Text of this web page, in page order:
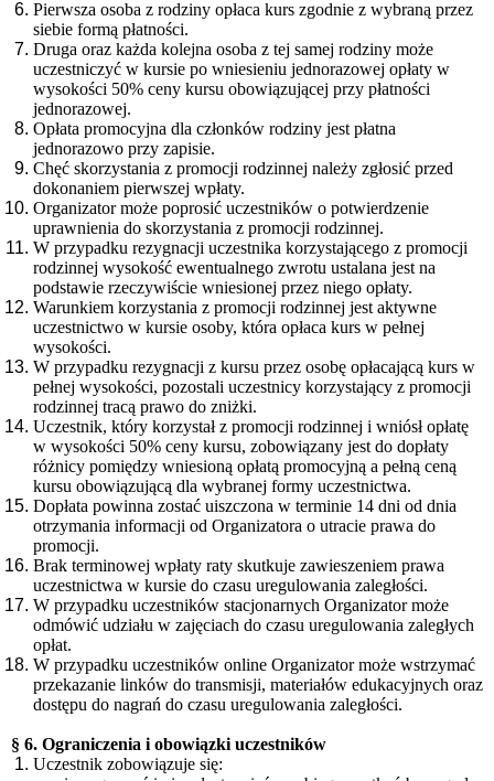
Pierwsza osoba z rodziny opłaca kurs zgodnie z wybraną przez
siebie formą płatności.
Druga oraz każda kolejna osoba z tej samej rodziny może
uczestniczyć w kursie po wniesieniu jednorazowej opłaty w
wysokości 50% ceny kursu obowiązującej przy płatności
jednorazowej.
Opłata promocyjna dla członków rodziny jest płatna
jednorazowo przy zapisie.
Chęć skorzystania z promocji rodzinnej należy zgłosić przed
dokonaniem pierwszej wpłaty.
Organizator może poprosić uczestników o potwierdzenie
uprawnienia do skorzystania z promocji rodzinnej.
W przypadku rezygnacji uczestnika korzystającego z promocji
rodzinnej wysokość ewentualnego zwrotu ustalana jest na
podstawie rzeczywiście wniesionej przez niego opłaty.
Warunkiem korzystania z promocji rodzinnej jest aktywne
uczestnictwo w kursie osoby, która opłaca kurs w pełnej
wysokości.
W przypadku rezygnacji z kursu przez osobę opłacającą kurs w
pełnej wysokości, pozostali uczestnicy korzystający z promocji
rodzinnej tracą prawo do zniżki.
Uczestnik, który korzystał z promocji rodzinnej i wniósł opłatę
w wysokości 50% ceny kursu, zobowiązany jest do dopłaty
różnicy pomiędzy wniesioną opłatą promocyjną a pełną ceną
kursu obowiązującą dla wybranej formy uczestnictwa.
Dopłata powinna zostać uiszczona w terminie 14 dni od dnia
otrzymania informacji od Organizatora o utracie prawa do
promocji.
Brak terminowej wpłaty raty skutkuje zawieszeniem prawa
uczestnictwa w kursie do czasu uregulowania zaległości.
W przypadku uczestników stacjonarnych Organizator może
odmówić udziału w zajęciach do czasu uregulowania zaległych
opłat.
W przypadku uczestników online Organizator może wstrzymać
przekazanie linków do transmisji, materiałów edukacyjnych oraz
dostępu do nagrań do czasu uregulowania zaległości.
§ 6. Ograniczenia i obowiązki uczestników
Uczestnik zobowiązuje się: